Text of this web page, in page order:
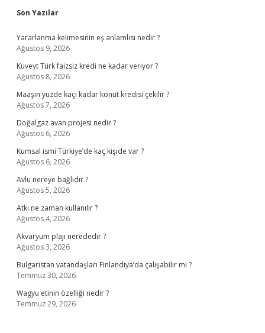
Sidebar
Son Yazılar
Yararlanma kelimesinin eş anlamlısı nedir ?
Ağustos 9, 2026
Kuveyt Türk faizsiz kredi ne kadar veriyor ?
Ağustos 8, 2026
Maaşın yüzde kaçı kadar konut kredisi çekilir ?
Ağustos 7, 2026
Doğalgaz avan projesi nedir ?
Ağustos 6, 2026
Kumsal ismi Türkiye’de kaç kişide var ?
Ağustos 6, 2026
Avlu nereye bağlıdır ?
Ağustos 5, 2026
Atkı ne zaman kullanılır ?
Ağustos 4, 2026
Akvaryum plajı nerededir ?
Ağustos 3, 2026
Bulgaristan vatandaşları Finlandiya’da çalışabilir mi ?
Temmuz 30, 2026
Wagyu etinin özelliği nedir ?
Temmuz 29, 2026